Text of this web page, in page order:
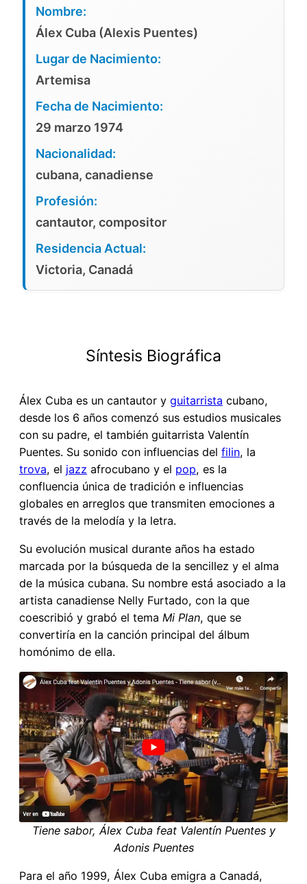
Nombre:
Álex Cuba (Alexis Puentes)
Lugar de Nacimiento:
Artemisa
Fecha de Nacimiento:
29 marzo 1974
Nacionalidad:
cubana, canadiense
Profesión:
cantautor, compositor
Residencia Actual:
Victoria, Canadá
Síntesis Biográfica
Álex Cuba es un cantautor y guitarrista cubano,
desde los 6 años comenzó sus estudios musicales
con su padre, el también guitarrista Valentín
Puentes. Su sonido con influencias del filin, la
trova, el jazz afrocubano y el pop, es la
confluencia única de tradición e influencias
globales en arreglos que transmiten emociones a
través de la melodía y la letra.
Su evolución musical durante años ha estado
marcada por la búsqueda de la sencillez y el alma
de la música cubana. Su nombre está asociado a la
artista canadiense Nelly Furtado, con la que
coescribió y grabó el tema Mi Plan, que se
convertiría en la canción principal del álbum
homónimo de ella.
Tiene sabor, Álex Cuba feat Valentín Puentes y
Adonis Puentes
Para el año 1999, Álex Cuba emigra a Canadá,